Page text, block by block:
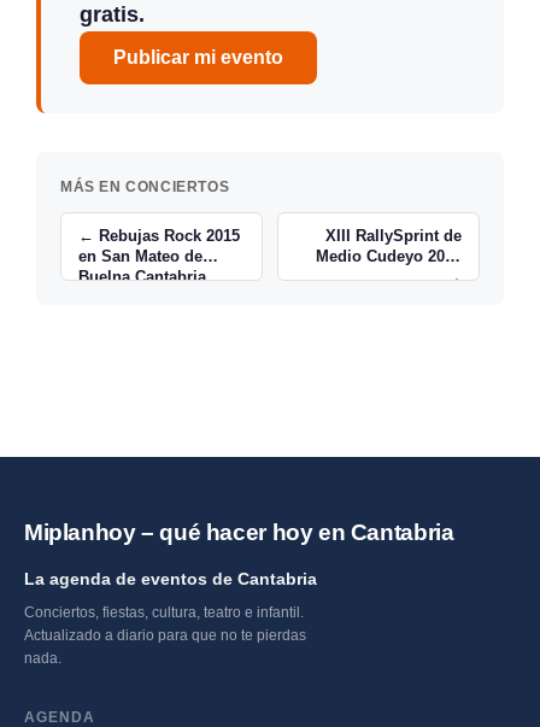
gratis.
Publicar mi evento
MÁS EN CONCIERTOS
← Rebujas Rock 2015
en San Mateo de
Buelna Cantabria
XIII RallySprint de
Medio Cudeyo 2015
→
Miplanhoy – qué hacer hoy en Cantabria
La agenda de eventos de Cantabria
Conciertos, fiestas, cultura, teatro e infantil.
Actualizado a diario para que no te pierdas
nada.
AGENDA